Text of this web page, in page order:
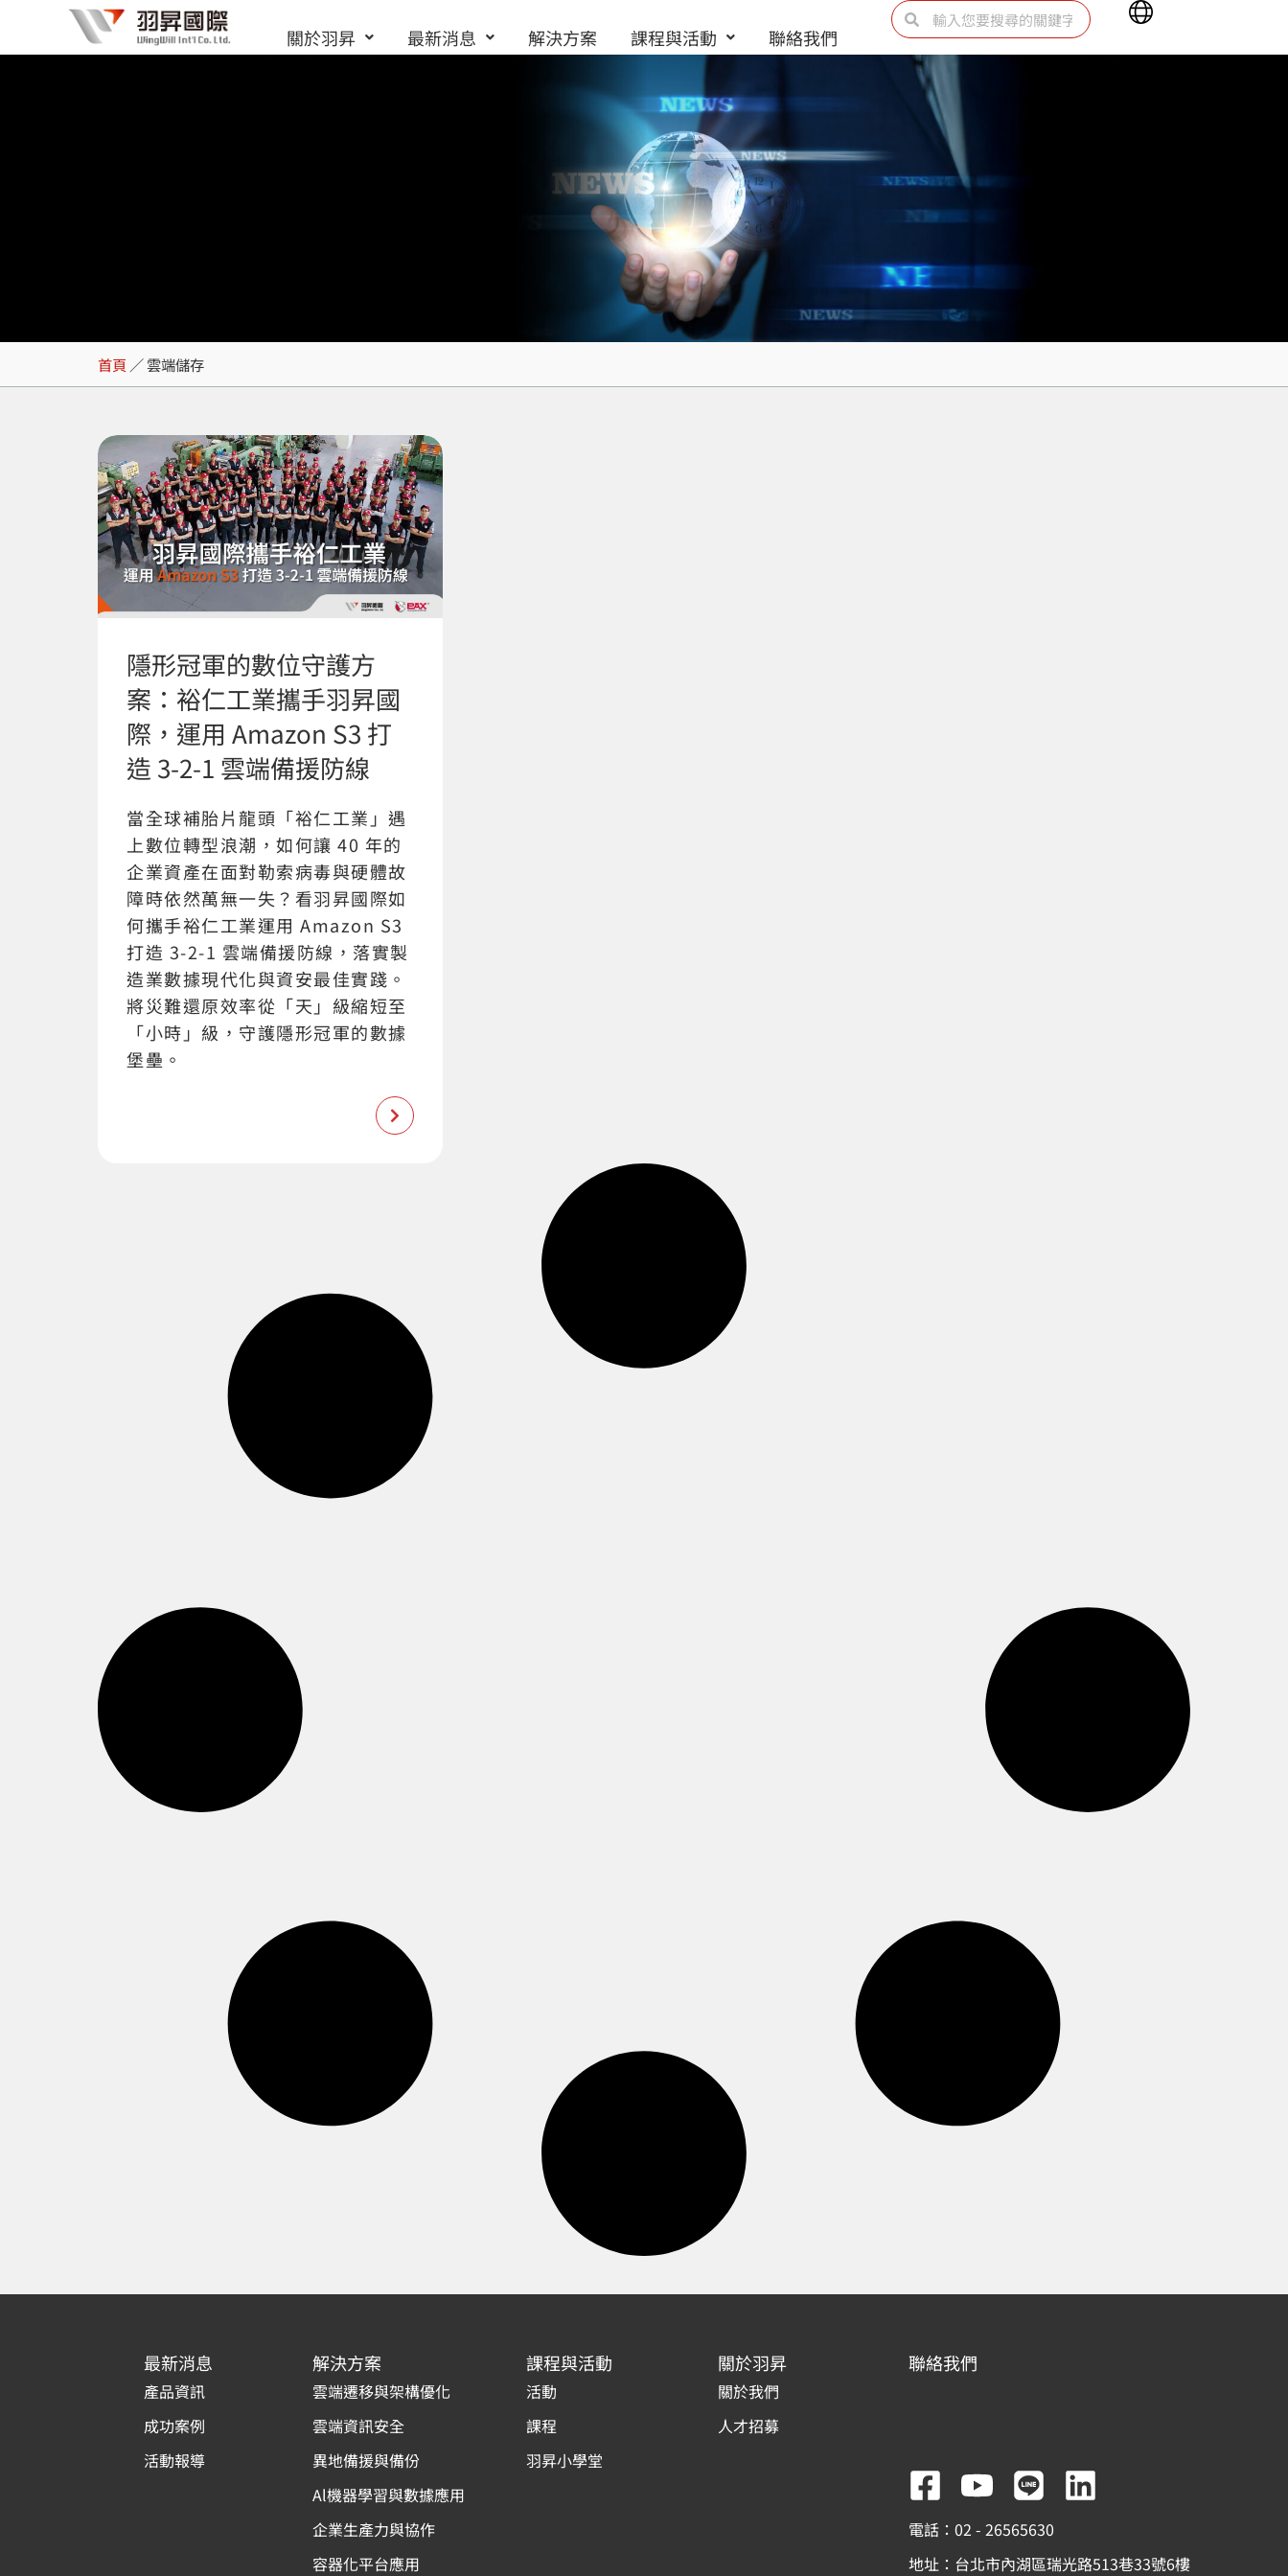
至
關於羽昇 最新消息 解決方案 課程與活動 聯絡我們
搜
尋 尋
Main
Menu
雲端儲存
首頁 ／雲端儲存
隱形冠軍的數位守護方
案：裕仁工業攜手羽昇國
際，運用 Amazon S3 打
造 3-2-1 雲端備援防線
當全球補胎片龍頭「裕仁工業」遇
上數位轉型浪潮，如何讓 40 年的
企業資產在面對勒索病毒與硬體故
障時依然萬無一失？看羽昇國際如
何攜手裕仁工業運用 Amazon S3
打造 3-2-1 雲端備援防線，落實製
造業數據現代化與資安最佳實踐。
將災難還原效率從「天」級縮短至
「小時」級，守護隱形冠軍的數據
堡壘。
最新消息
產品資訊
成功案例
活動報導
解決方案
雲端遷移與架構優化
雲端資訊安全
異地備援與備份
Al機器學習與數據應用
企業生產力與協作
容器化平台應用
課程與活動
活動
課程
羽昇小學堂
關於羽昇
關於我們
人才招募
聯絡我們
F
a
c
Y
o
u
L
i
n
L
n
電話：02 - 26565630
地址：台北市內湖區瑞光路513巷33號6樓